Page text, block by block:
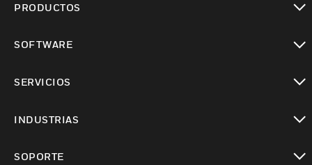
PRODUCTOS
SOFTWARE
SERVICIOS
INDUSTRIAS
SOPORTE